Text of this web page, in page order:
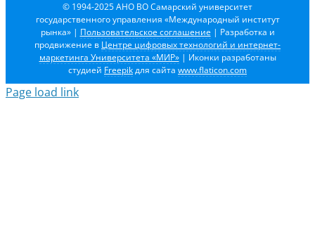
© 1994-2025 АНО ВО Самарский университет
государственного управления «Международный институт
рынка» | Пользовательское соглашение | Разработка и
продвижение в Центре цифровых технологий и интернет-
маркетинга Университета «МИР»| Иконки разработаны
студией Freepikдля сайта www.flaticon.com
Page load link